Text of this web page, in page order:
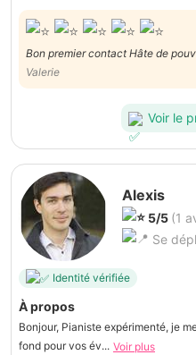
Bon premier
Valerie
Voir le
Alexis
5/5 (1
Se
Identité vérifiée
À propos
Bonjour, Pianiste expérimenté, je
fond pour vos év... Voir plus